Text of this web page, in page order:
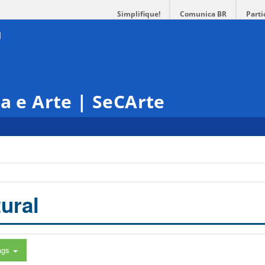
Simplifique! Comunica BR
e Arte | SeCArte